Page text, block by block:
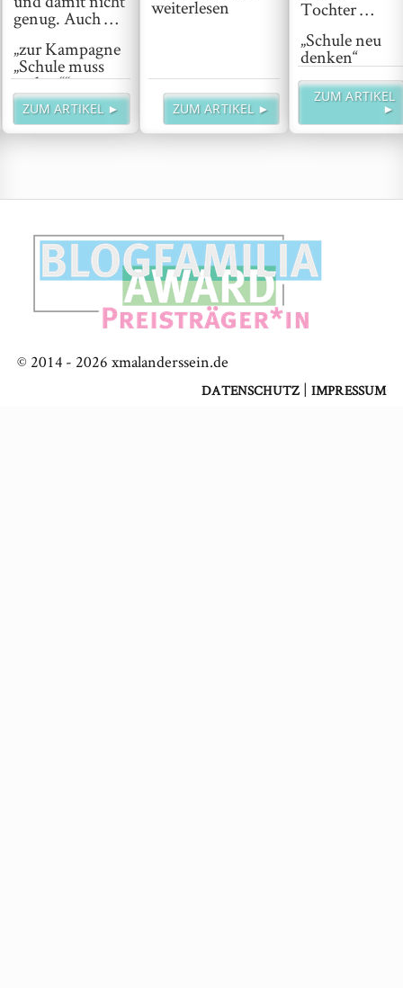
genug. Auch …
„zur Kampagne
„Schule muss
anders““
weiterlesen
ZUM ARTIKEL ►
weiterlesen
ZUM ARTIKEL ►
Tochter …
„Schule neu
denken“
weiterlesen
ZUM ARTIKEL
►
© 2014 - 2026 xmalanderssein.de
DATENSCHUTZ| IMPRESSUM